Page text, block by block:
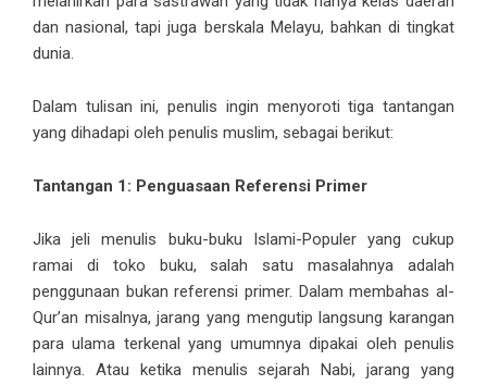
dan nasional, tapi juga berskala Melayu, bahkan di tingkat
dunia.
Dalam tulisan ini, penulis ingin menyoroti tiga tantangan
yang dihadapi oleh penulis muslim, sebagai berikut:
Tantangan 1: Penguasaan Referensi Primer
Jika jeli menulis buku-buku Islami-Populer yang cukup
ramai di toko buku, salah satu masalahnya adalah
penggunaan bukan referensi primer. Dalam membahas al-
Qur’an misalnya, jarang yang mengutip langsung karangan
para ulama terkenal yang umumnya dipakai oleh penulis
lainnya. Atau ketika menulis sejarah Nabi, jarang yang